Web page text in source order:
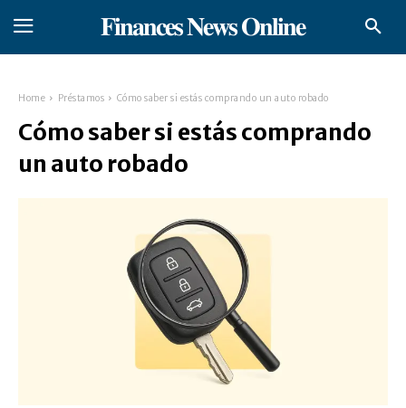
𝐅𝐢𝐧𝐚𝐧𝐜𝐞𝐬 𝐍𝐞𝐰𝐬 𝐎𝐧𝐥𝐢𝐧𝐞
Home Préstamos Cómo saber si estás comprando un auto robado
Cómo saber si estás comprando
un auto robado